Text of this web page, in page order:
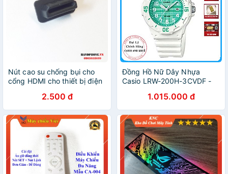
Nút cao su chống bụi cho
cổng HDMI cho thiết bị điện
hình, máy chiếu...
2.500 đ
Đồng Hồ Nữ Dây Nhựa
Casio LRW-200H-3CVDF -
1.015.000 đ